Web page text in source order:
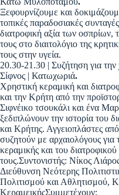
Ξεφουρνίζουμε και
τοπικές παραδοσιακές
διατροφική αξία των οσπρίων,
τους στο διαιτολόγιο της
τους στην υγεία.
20.30-21.30 | Συζήτηση για
Σίφνος | Κατωχωριά.
Χρηστική κεραμική και
και την Κρήτη από την
Σιφνέικο τσουκάλι και ένα
ξεδιπλώνουν την ιστορία του
και Κρήτης. Αγγειοπλάστες
συζητούν με αρχαιολόγους για
κεραμικής και του
τους.Συντονιστής: Νίκος
Διεύθυνση Νεότερης
Πολιτισμού και Αθλητισμού,
ΚεραμεικήςΣυμμετέχουν: